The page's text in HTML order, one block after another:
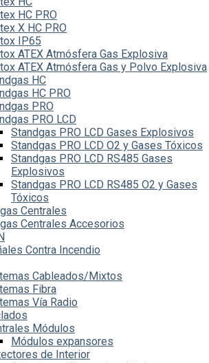
HC PRO
X HC PRO
IP65
ATEX Atmósfera Gas Explosiva
ATEX Atmósfera Gas y Polvo Explosiva
HC
HC PRO
PRO
PRO LCD
Standgas PRO LCD Gases Explosivos
Standgas PRO LCD O2 y Gases Tóxicos
Standgas PRO LCD RS485 Gases
Explosivos
Standgas PRO LCD RS485 O2 y Gases
Tóxicos
Centrales
Centrales Accesorios
Contra Incendio
Cableados/Mixtos
Fibra
Vía Radio
Módulos
Módulos expansores
de Interior